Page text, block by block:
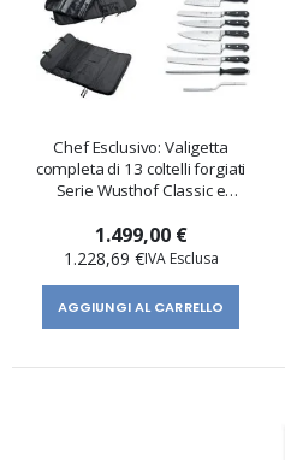
Chef Esclusivo: Valigetta
completa di 13 coltelli forgiati
Serie Wusthof Classic e
1.499,00 €
1.228,69 €
AGGIUNGI AL CARRELLO